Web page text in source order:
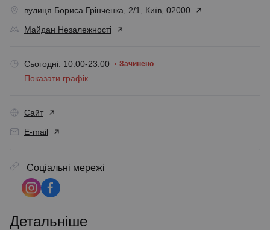
вулиця Бориса Грінченка, 2/1, Київ, 02000
Майдан Незалежності
Сьогодні: 10:00-23:00 Зачинено
Показати графік
Сайт
E-mail
Соціальні мережі
Детальніше